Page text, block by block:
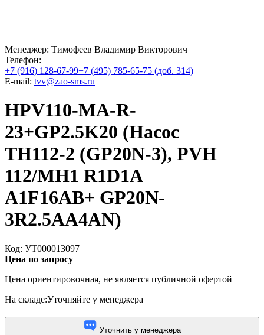
Менеджер: Тимофеев Владимир Викторович
Телефон:
+7 (916) 128-67-99+7 (495) 785-65-75 (доб. 314)
E-mail: tvv@zao-sms.ru
HPV110-MA-R-
23+GP2.5K20 (Насос
ТН112-2 (GP20N-3), PVH
112/MH1 R1D1A
A1F16AB+ GP20N-
3R2.5AA4АN)
Код: УТ000013097
Цена по запросу
Цена ориентировочная, не является публичной офертой
На складе:Уточняйте у менеджера
Уточнить у менеджера